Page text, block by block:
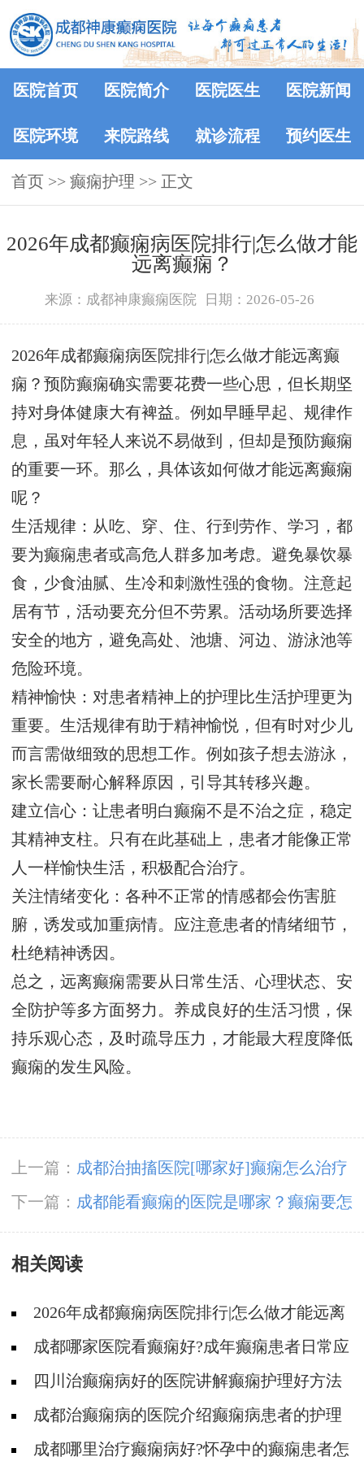
医院首页 医院简介 医院医生 医院新闻
医院环境 来院路线 就诊流程 预约医生
首页 >> 癫痫护理 >> 正文
2026年成都癫痫病医院排行|怎么做才能
远离癫痫？
来源：成都神康癫痫医院 日期：2026-05-26
2026年成都癫痫病医院排行|怎么做才能远离癫
痫？预防癫痫确实需要花费一些心思，但长期坚
持对身体健康大有裨益。例如早睡早起、规律作
息，虽对年轻人来说不易做到，但却是预防癫痫
的重要一环。那么，具体该如何做才能远离癫痫
呢？
生活规律：从吃、穿、住、行到劳作、学习，都
要为癫痫患者或高危人群多加考虑。避免暴饮暴
食，少食油腻、生冷和刺激性强的食物。注意起
居有节，活动要充分但不劳累。活动场所要选择
安全的地方，避免高处、池塘、河边、游泳池等
危险环境。
精神愉快：对患者精神上的护理比生活护理更为
重要。生活规律有助于精神愉悦，但有时对少儿
而言需做细致的思想工作。例如孩子想去游泳，
家长需要耐心解释原因，引导其转移兴趣。
建立信心：让患者明白癫痫不是不治之症，稳定
其精神支柱。只有在此基础上，患者才能像正常
人一样愉快生活，积极配合治疗。
关注情绪变化：各种不正常的情感都会伤害脏
腑，诱发或加重病情。应注意患者的情绪细节，
杜绝精神诱因。
总之，远离癫痫需要从日常生活、心理状态、安
全防护等多方面努力。养成良好的生活习惯，保
持乐观心态，及时疏导压力，才能最大程度降低
癫痫的发生风险。
上一篇： 成都治抽搐医院[哪家好]癫痫怎么治疗
好得快？
下一篇： 成都能看癫痫的医院是哪家？癫痫要怎
么进行治疗?
相关阅读
2026年成都癫痫病医院排行|怎么做才能远离
癫痫？成都哪家医院看癫痫好?成年癫痫患者日常应
如何护理?
四川治癫痫病好的医院讲解癫痫护理好方法
有哪些?
成都治癫痫病的医院介绍癫痫病患者的护理
成都哪里治疗癫痫病好?怀孕中的癫痫患者怎